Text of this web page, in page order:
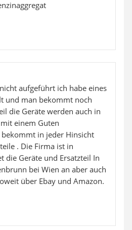
aufgeführt ich habe eines
und man bekommt noch
die Geräte werden auch in
einem Guten
in jeder Hinsicht
. Die Firma ist in
die Geräte und Ersatzteil In
bei Wien an aber auch
über Ebay und Amazon.